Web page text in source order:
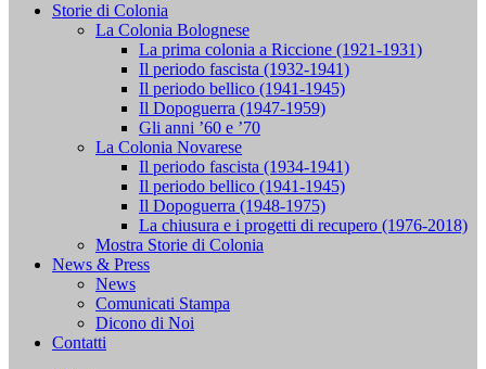
Storie di Colonia
La Colonia Bolognese
La prima colonia a Riccione (1921-1931)
Il periodo fascista (1932-1941)
Il periodo bellico (1941-1945)
Il Dopoguerra (1947-1959)
Gli anni ’60 e ’70
La Colonia Novarese
Il periodo fascista (1934-1941)
Il periodo bellico (1941-1945)
Il Dopoguerra (1948-1975)
La chiusura e i progetti di recupero (1976-2018)
Mostra Storie di Colonia
News & Press
News
Comunicati Stampa
Dicono di Noi
Contatti